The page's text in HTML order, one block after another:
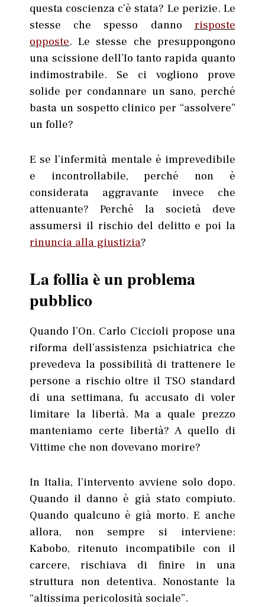
questa coscienza c’è stata? Le perizie. Le
stesse che spesso danno risposte
opposte. Le stesse che presuppongono
una scissione dell’Io tanto rapida quanto
indimostrabile. Se ci vogliono prove
solide per condannare un sano, perché
basta un sospetto clinico per “assolvere”
un folle?
E se l’infermità mentale è imprevedibile
e incontrollabile, perché non è
considerata aggravante invece che
attenuante? Perché la società deve
assumersi il rischio del delitto e poi la
rinuncia alla giustizia?
La follia è un problema
pubblico
Quando l’On. Carlo Ciccioli propose una
riforma dell’assistenza psichiatrica che
prevedeva la possibilità di trattenere le
persone a rischio oltre il TSO standard
di una settimana, fu accusato di voler
limitare la libertà. Ma a quale prezzo
manteniamo certe libertà? A quello di
Vittime che non dovevano morire?
In Italia, l’intervento avviene solo dopo.
Quando il danno è già stato compiuto.
Quando qualcuno è già morto. E anche
allora, non sempre si interviene:
Kabobo, ritenuto incompatibile con il
carcere, rischiava di finire in una
struttura non detentiva. Nonostante la
“altissima pericolosità sociale”.